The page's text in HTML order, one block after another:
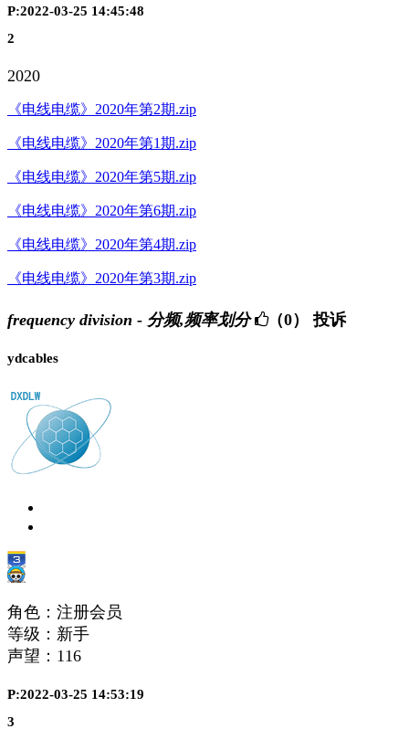
P:2022-03-25 14:45:48
2
2020
《电线电缆》2020年第2期.zip
《电线电缆》2020年第1期.zip
《电线电缆》2020年第5期.zip
《电线电缆》2020年第6期.zip
《电线电缆》2020年第4期.zip
《电线电缆》2020年第3期.zip
frequency division - 分频,频率划分 （0） 投诉
ydcables
角色：注册会员
等级：新手
声望： 116
P:2022-03-25 14:53:19
3